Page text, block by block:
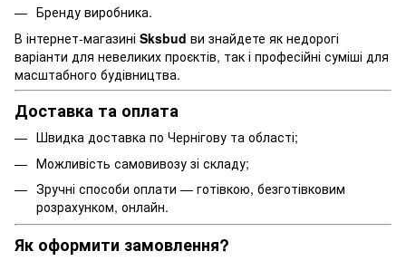
Бренду виробника.
В інтернет-магазині Sksbud ви знайдете як недорогі
варіанти для невеликих проєктів, так і професійні суміші для
масштабного будівництва.
Доставка та оплата
Швидка доставка по Чернігову та області;
Можливість самовивозу зі складу;
Зручні способи оплати — готівкою, безготівковим
розрахунком, онлайн.
Як оформити замовлення?